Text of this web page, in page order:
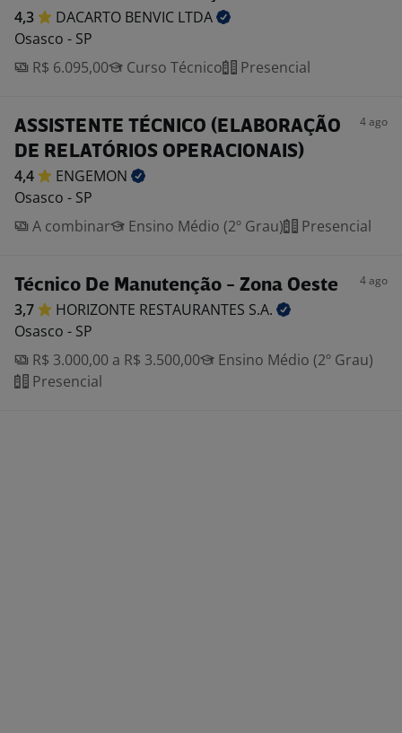
4,3 DACARTO BENVIC LTDA
Osasco - SP
R$ 6.095,00
Curso Técnico Presencial
ASSISTENTE TÉCNICO (ELABORAÇÃO
DE RELATÓRIOS OPERACIONAIS)
4 ago
4,4
ENGEMON
Osasco - SP
A combinar
Ensino Médio (2º Grau) Presencial
Técnico De Manutenção - Zona Oeste 4 ago
3,7 HORIZONTE RESTAURANTES S.A.
Osasco - SP
R$ 3.000,00 a R$ 3.500,00
Ensino Médio (2º Grau)
Presencial